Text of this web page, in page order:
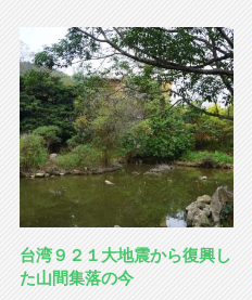
台湾９２１大地震から復興し
た山間集落の今